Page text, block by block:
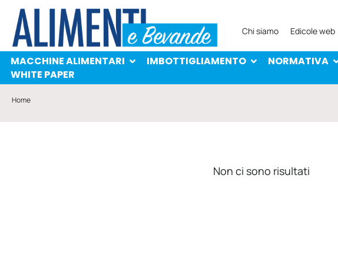
MACCHINE ALIMENTARI
PROTAGONISTI
WHITE PAPER
Chi siamo Edicole web
MACCHINE ALIMENTARI IMBOTTIGLIAMENTO NORMATIVA
WHITE PAPER
Home
Non ci sono risultati